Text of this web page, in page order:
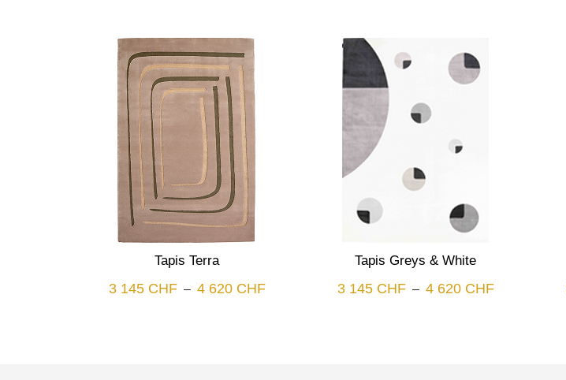
Tapis Terra
3 145 CHF – 4 620 CHFPlage
Tapis Greys & White
3 145 CHF – 4 620 CHFPlage